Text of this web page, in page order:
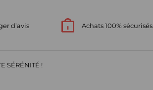
d’avis Achats 100% sécurisés
SÉRÉNITÉ !